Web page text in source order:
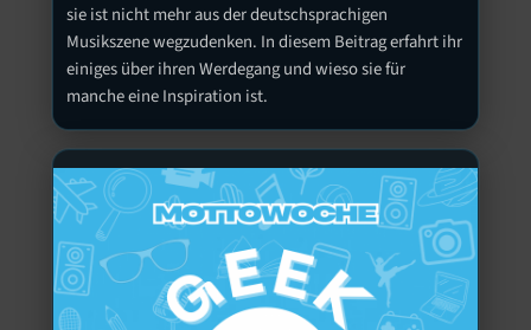
sie ist nicht mehr aus der deutschsprachigen
Musikszene wegzudenken. In diesem Beitrag erfahrt ihr
einiges über ihren Werdegang und wieso sie für
manche eine Inspiration ist.